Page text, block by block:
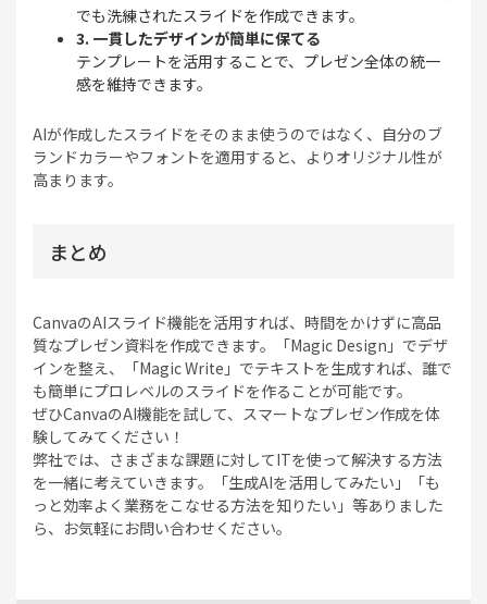
でも洗練されたスライドを作成できます。
3. 一貫したデザインが簡単に保てる
テンプレートを活用することで、プレゼン全体の統一
感を維持できます。
AIが作成したスライドをそのまま使うのではなく、自分のブ
ランドカラーやフォントを適用すると、よりオリジナル性が
高まります。
まとめ
CanvaのAIスライド機能を活用すれば、時間をかけずに高品
質なプレゼン資料を作成できます。「Magic Design」でデザ
インを整え、「Magic Write」でテキストを生成すれば、誰で
も簡単にプロレベルのスライドを作ることが可能です。
ぜひCanvaのAI機能を試して、スマートなプレゼン作成を体
験してみてください！
弊社では、さまざまな課題に対してITを使って解決する方法
を一緒に考えていきます。「生成AIを活用してみたい」「も
っと効率よく業務をこなせる方法を知りたい」等ありました
ら、お気軽にお問い合わせください。